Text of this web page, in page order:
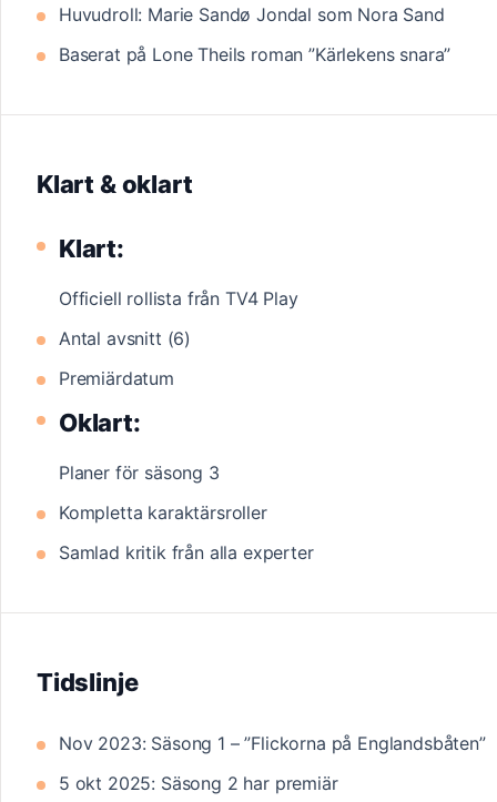
Huvudroll: Marie Sandø Jondal som Nora Sand
Baserat på Lone Theils roman ”Kärlekens snara”
Klart & oklart
Klart:
Officiell rollista från TV4 Play
Antal avsnitt (6)
Premiärdatum
Oklart:
Planer för säsong 3
Kompletta karaktärsroller
Samlad kritik från alla experter
Tidslinje
Nov 2023: Säsong 1 – ”Flickorna på Englandsbåten”
5 okt 2025: Säsong 2 har premiär